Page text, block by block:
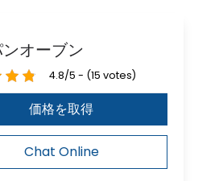
オーブン
4.8/5 - (15 votes)
価格を取得
Chat Online